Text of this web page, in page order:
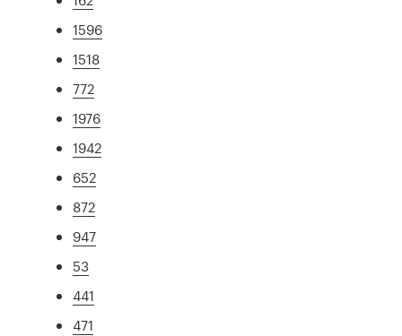
1596
1518
772
1976
1942
652
872
947
53
441
471